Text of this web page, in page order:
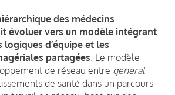
des médecins
évoluer vers un modèle intégrant
d’équipe et les
partagées. Le modèle
de réseau entre general
de santé dans un parcours